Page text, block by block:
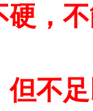
，
不